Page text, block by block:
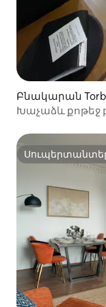
Բնակարան
Խաչաձև